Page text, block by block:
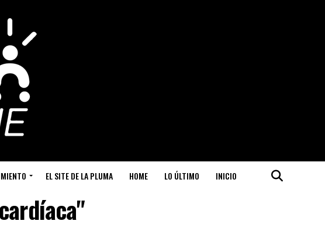
EL SITE DE LA PLUMA HOME LO ÚLTIMO INICIO